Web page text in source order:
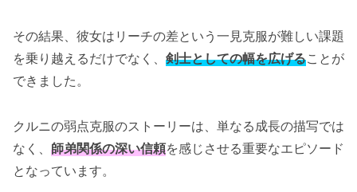
その結果、彼女はリーチの差という一見克服が難しい課題
を乗り越えるだけでなく、 剣士としての幅を広げることが
できました。
クルニの弱点克服のストーリーは、単なる成長の描写では
なく、 師弟関係の深い信頼を感じさせる重要なエピソード
となっています。